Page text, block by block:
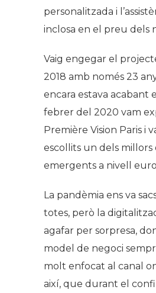
personalitzada i
inclosa en el preu dels
Vaig engegar el
2018 amb només 23
encara estava acabant
febrer del 2020 vam
Première Vision Paris i
escollits un dels millors
emergents a nivell
La pandèmia ens va
totes, però la
agafar per sorpresa,
model de negoci
molt enfocat al canal
així, que durant el